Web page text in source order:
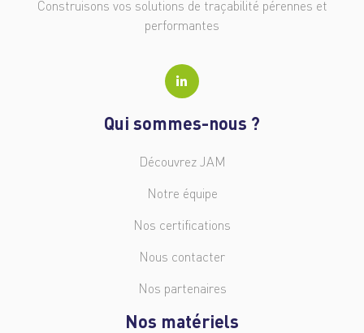
Construisons vos solutions de traçabilité pérennes et
performantes
Qui sommes-nous ?
Découvrez JAM
Notre équipe
Nos certifications
Nous contacter
Nos partenaires
Nos matériels